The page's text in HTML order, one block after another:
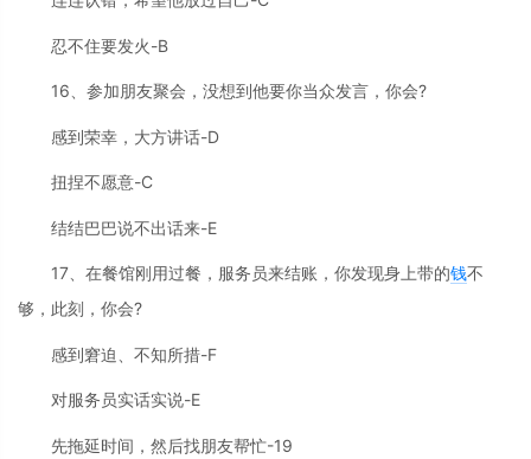
忍不住要发火-B
16、参加朋友聚会，没想到他要你当众发言，你会?
感到荣幸，大方讲话-D
扭捏不愿意-C
结结巴巴说不出话来-E
17、在餐馆刚用过餐，服务员来结账，你发现身上带的钱不
够，此刻，你会?
感到窘迫、不知所措-F
对服务员实话实说-E
先拖延时间，然后找朋友帮忙-19